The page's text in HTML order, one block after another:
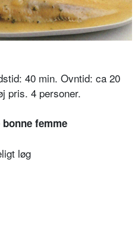
40 min. Ovntid: ca 20
pris. 4 personer.
femme
løg